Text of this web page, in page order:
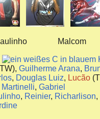
Malcom
Guilherme Arana,
, Douglas Luiz, Lucão
,Gabriel
, Reinier, Richarlison,